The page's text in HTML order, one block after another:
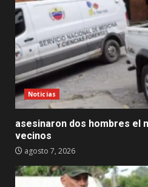
Noticias
asesinaron dos hombres el
vecinos
agosto 7, 2026